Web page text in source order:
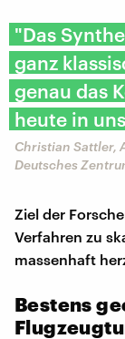
"Das
ganz
genau das
heute in
Christian Sattler,
Deutsches
Ziel der
Verfahren zu
massenhaft
Bestens